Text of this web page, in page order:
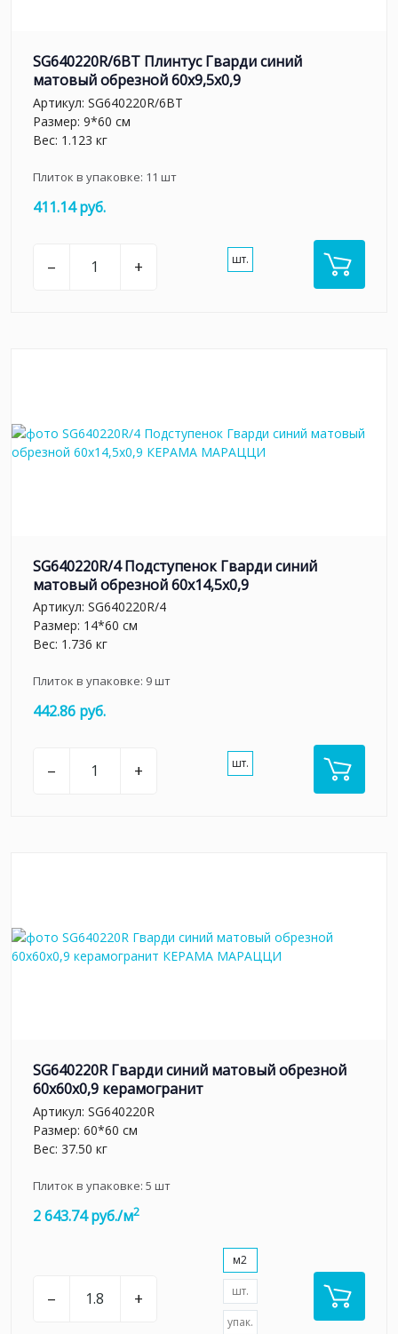
SG640220R/6BT Плинтус Гварди синий
матовый обрезной 60x9,5x0,9
Артикул: SG640220R/6BT
Размер: 9*60 см
Вес: 1.123 кг
Плиток в упаковке: 11 шт
411.14 руб.
– + шт.
SG640220R/4 Подступенок Гварди синий
матовый обрезной 60x14,5x0,9
Артикул: SG640220R/4
Размер: 14*60 см
Вес: 1.736 кг
Плиток в упаковке: 9шт
442.86 руб.
– + шт.
SG640220R Гварди синий матовый обрезной
60x60x0,9 керамогранит
Артикул: SG640220R
Размер: 60*60 см
Вес: 37.50 кг
Плиток в упаковке: 5 шт
2 643.74 руб./м2
– +
м2
шт.
упак.